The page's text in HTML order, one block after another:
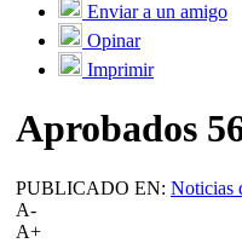
Enviar a un amigo
Opinar
Imprimir
Aprobados
PUBLICADO EN: Noticias
A-
A+